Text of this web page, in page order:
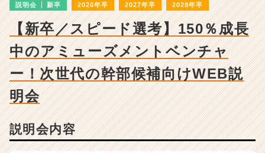
長
業
ら
ス
カ
く
説明会 新卒 2026年卒 2027年卒 2028年卒
【新卒／スピード選考】150％成長
中のアミューズメントベンチャ
ー！次世代の幹部候補向けWEB説
明会
説明会内容